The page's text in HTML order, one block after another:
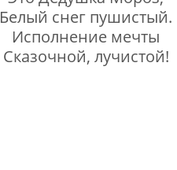
Белый снег пушистый.
Исполнение мечты
Сказочной, лучистой!